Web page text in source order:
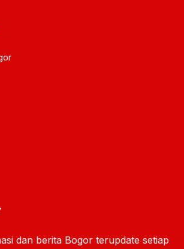
dan berita Bogor terupdate setiap